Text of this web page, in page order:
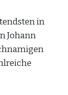
in
Johann